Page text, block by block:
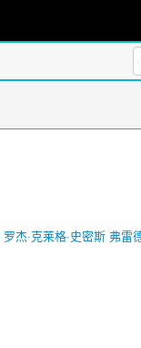
罗杰·克莱格·史密斯 弗雷